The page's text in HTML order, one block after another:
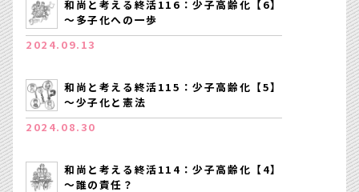
和尚と考える終活116：少子高齢化【6】
～多子化への一歩
2024.09.13
和尚と考える終活115：少子高齢化【5】
～少子化と憲法
2024.08.30
和尚と考える終活114：少子高齢化【4】
～誰の責任？